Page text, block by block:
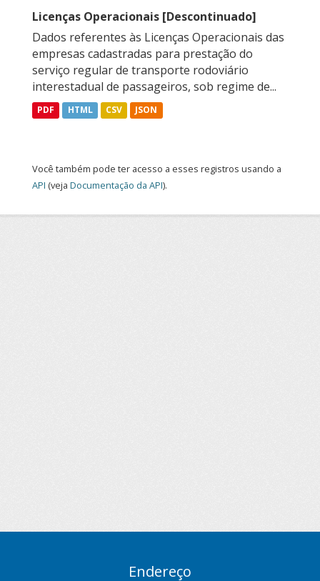
Licenças Operacionais [Descontinuado]
Dados referentes às Licenças Operacionais das
empresas cadastradas para prestação do
serviço regular de transporte rodoviário
interestadual de passageiros, sob regime de...
PDF HTML CSV JSON
Você também pode ter acesso a esses registros usando a
API (veja Documentação da API).
Endereço